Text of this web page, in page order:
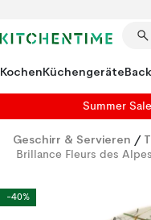
KochenKüchengeräte
Summer Sale
Geschirr & Servieren /
Brillance Fleurs des
-40%